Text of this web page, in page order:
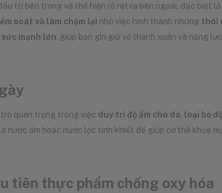
từ bên trong và thể hiện rõ rệt ra bên ngoài, đặc biệt là
soát và làm chậm lại nhờ việc hình thành những thói
mạnh lớn , giúp bạn gìn giữ vẻ thanh xuân và năng
quan trọng trong việc duy trì độ ẩm cho da loại bỏ
nước ấm hoặc nước lọc tinh khiết để giúp cơ thể khỏe
tiên thực phẩm chống oxy hóa